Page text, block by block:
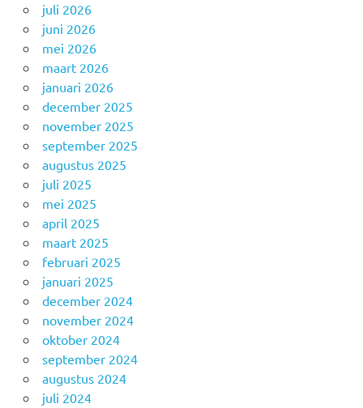
juli 2026
juni 2026
mei 2026
maart 2026
januari 2026
december 2025
november 2025
september 2025
augustus 2025
juli 2025
mei 2025
april 2025
maart 2025
februari 2025
januari 2025
december 2024
november 2024
oktober 2024
september 2024
augustus 2024
juli 2024